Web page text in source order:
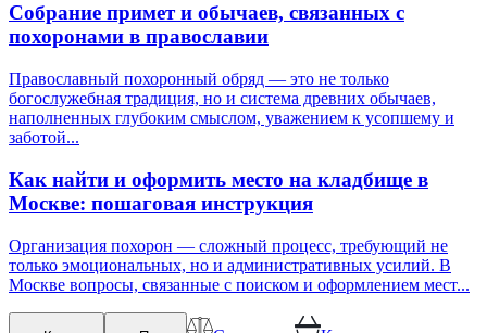
Собрание примет и обычаев, связанных с
похоронами в православии
Православный похоронный обряд — это не только
богослужебная традиция, но и система древних обычаев,
наполненных глубоким смыслом, уважением к усопшему и
заботой...
Как найти и оформить место на кладбище в
Москве: пошаговая инструкция
Организация похорон — сложный процесс, требующий не
только эмоциональных, но и административных усилий. В
Москве вопросы, связанные с поиском и оформлением мест...